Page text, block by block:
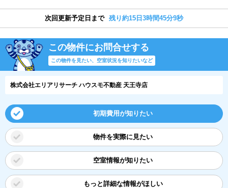
次回更新予定日まで 残り約15日3時間45分8秒
この物件にお問合せする
この物件を見たい、空室状況を知りたいなど
株式会社エリアリサーチ ハウスモ不動産 天王寺店
初期費用が知りたい
物件を実際に見たい
空室情報が知りたい
もっと詳細な情報がほしい